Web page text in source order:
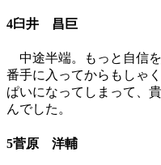
4臼井 昌巨
中途半端。もっと自信
番手に入ってからもしゃ
ぱいになってしまって、
んでした。
5菅原 洋輔